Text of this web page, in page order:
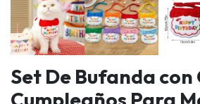
Set De Bufanda con